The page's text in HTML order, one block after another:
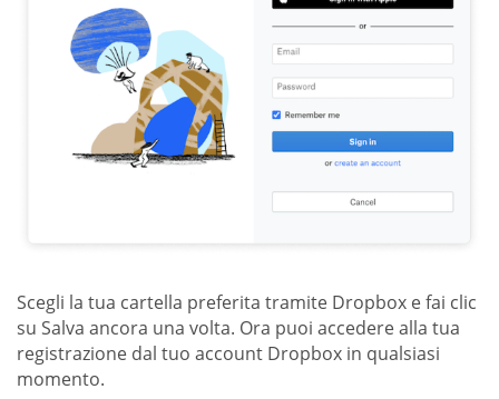
Scegli la tua cartella preferita tramite Dropbox e fai clic
su Salva ancora una volta. Ora puoi accedere alla tua
registrazione dal tuo account Dropbox in qualsiasi
momento.